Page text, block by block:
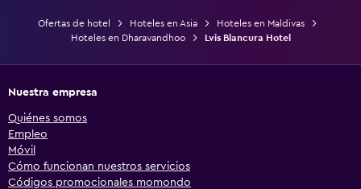
Ofertas de hotel Hoteles en Asia
Hoteles en Maldivas
Hoteles en Dharavandhoo
Lvis Blancura Hotel
Nuestra empresa
Quiénes somos
Empleo
Móvil
Cómo funcionan nuestros servicios
Códigos promocionales momondo